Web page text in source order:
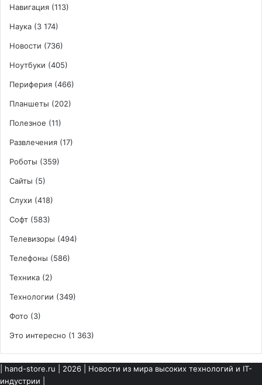
Навигация (113)
Наука (3 174)
Новости (736)
Ноутбуки (405)
Периферия (466)
Планшеты (202)
Полезное (11)
Развлечения (17)
Роботы (359)
Сайты (5)
Слухи (418)
Софт (583)
Телевизоры (494)
Телефоны (586)
Техника (2)
Технологии (349)
Фото (3)
Это интересно (1 363)
hand-store.ru | 2026 | Новости из мира высоких технологий и IT-
индустрии |